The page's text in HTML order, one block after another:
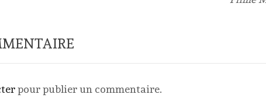
pour publier un commentaire.